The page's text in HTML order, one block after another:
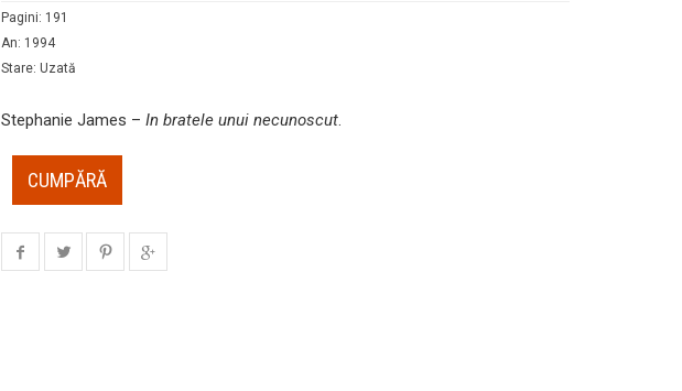
Pagini: 191
An: 1994
Stare: Uzată
Stephanie James – In bratele unui necunoscut.
CUMPĂRĂ